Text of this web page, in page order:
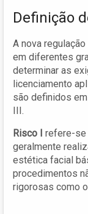
Definição
A nova
em diferentes
determinar as
licenciamento
são definidos
III.
Risco I refere-se
geralmente
estética facial
procedimentos
rigorosas como